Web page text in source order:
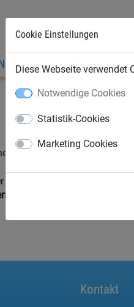
Cookie Einstellungen
Diese Webseite verwendet
Notwendige Cookies
Statistik-Cookies
Marketing Cookies
SPORTNETZE
größtmöglichsten Breite in
Ansatznähte sind
Kontakt